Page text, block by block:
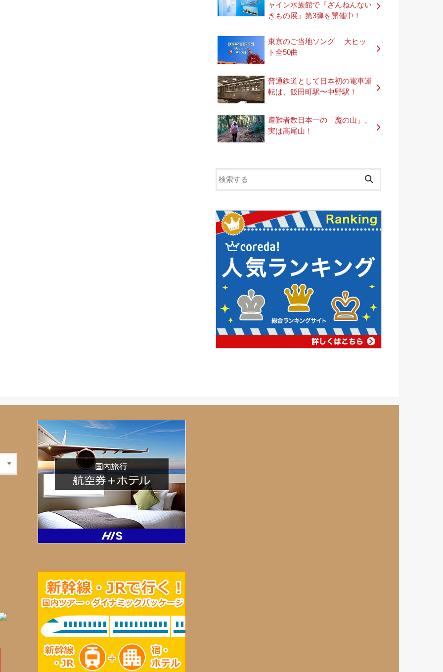
ャイン水族館で『ざんねんない
きもの展』第3弾を開催中！
東京のご当地ソング 大ヒッ
ト全50曲
普通鉄道として日本初の電車運
転は、飯田町駅〜中野駅！
遭難者数日本一の「魔の山」、
実は高尾山！